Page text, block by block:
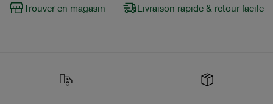
Trouver en magasin Livraison rapide & retour facile